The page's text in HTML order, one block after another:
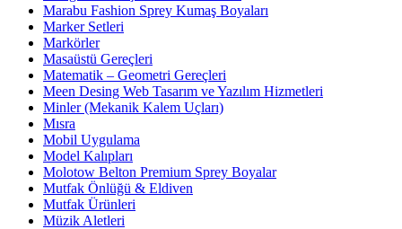
Marabu Fashion Sprey Kumaş Boyaları
Marker Setleri
Markörler
Masaüstü Gereçleri
Matematik – Geometri Gereçleri
Meen Desing Web Tasarım ve Yazılım Hizmetleri
Minler (Mekanik Kalem Uçları)
Mısra
Mobil Uygulama
Model Kalıpları
Molotow Belton Premium Sprey Boyalar
Mutfak Önlüğü & Eldiven
Mutfak Ürünleri
Müzik Aletleri